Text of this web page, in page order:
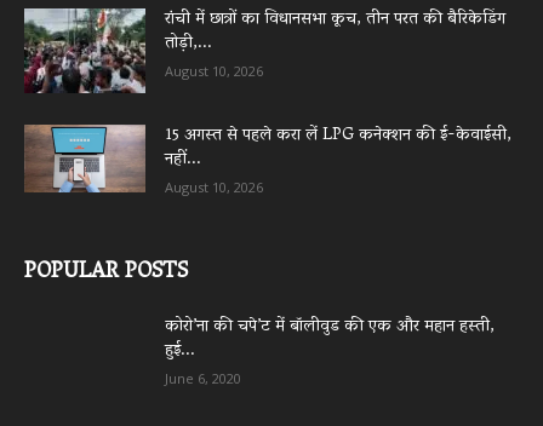
रांची में छात्रों का विधानसभा कूच, तीन परत की बैरिकेडिंग
तोड़ी,...
August 10, 2026
15 अगस्त से पहले करा लें LPG कनेक्शन की ई-केवाईसी,
नहीं...
August 10, 2026
POPULAR POSTS
कोरो’ना की चपे’ट में बॉलीवुड की एक और महान हस्ती,
हुई...
June 6, 2020